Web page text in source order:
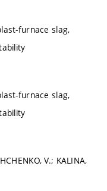
furnace slag,
furnace slag,
V.; KALINA,